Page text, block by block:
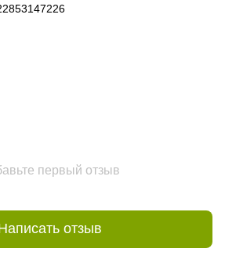
первый отзыв
отзыв